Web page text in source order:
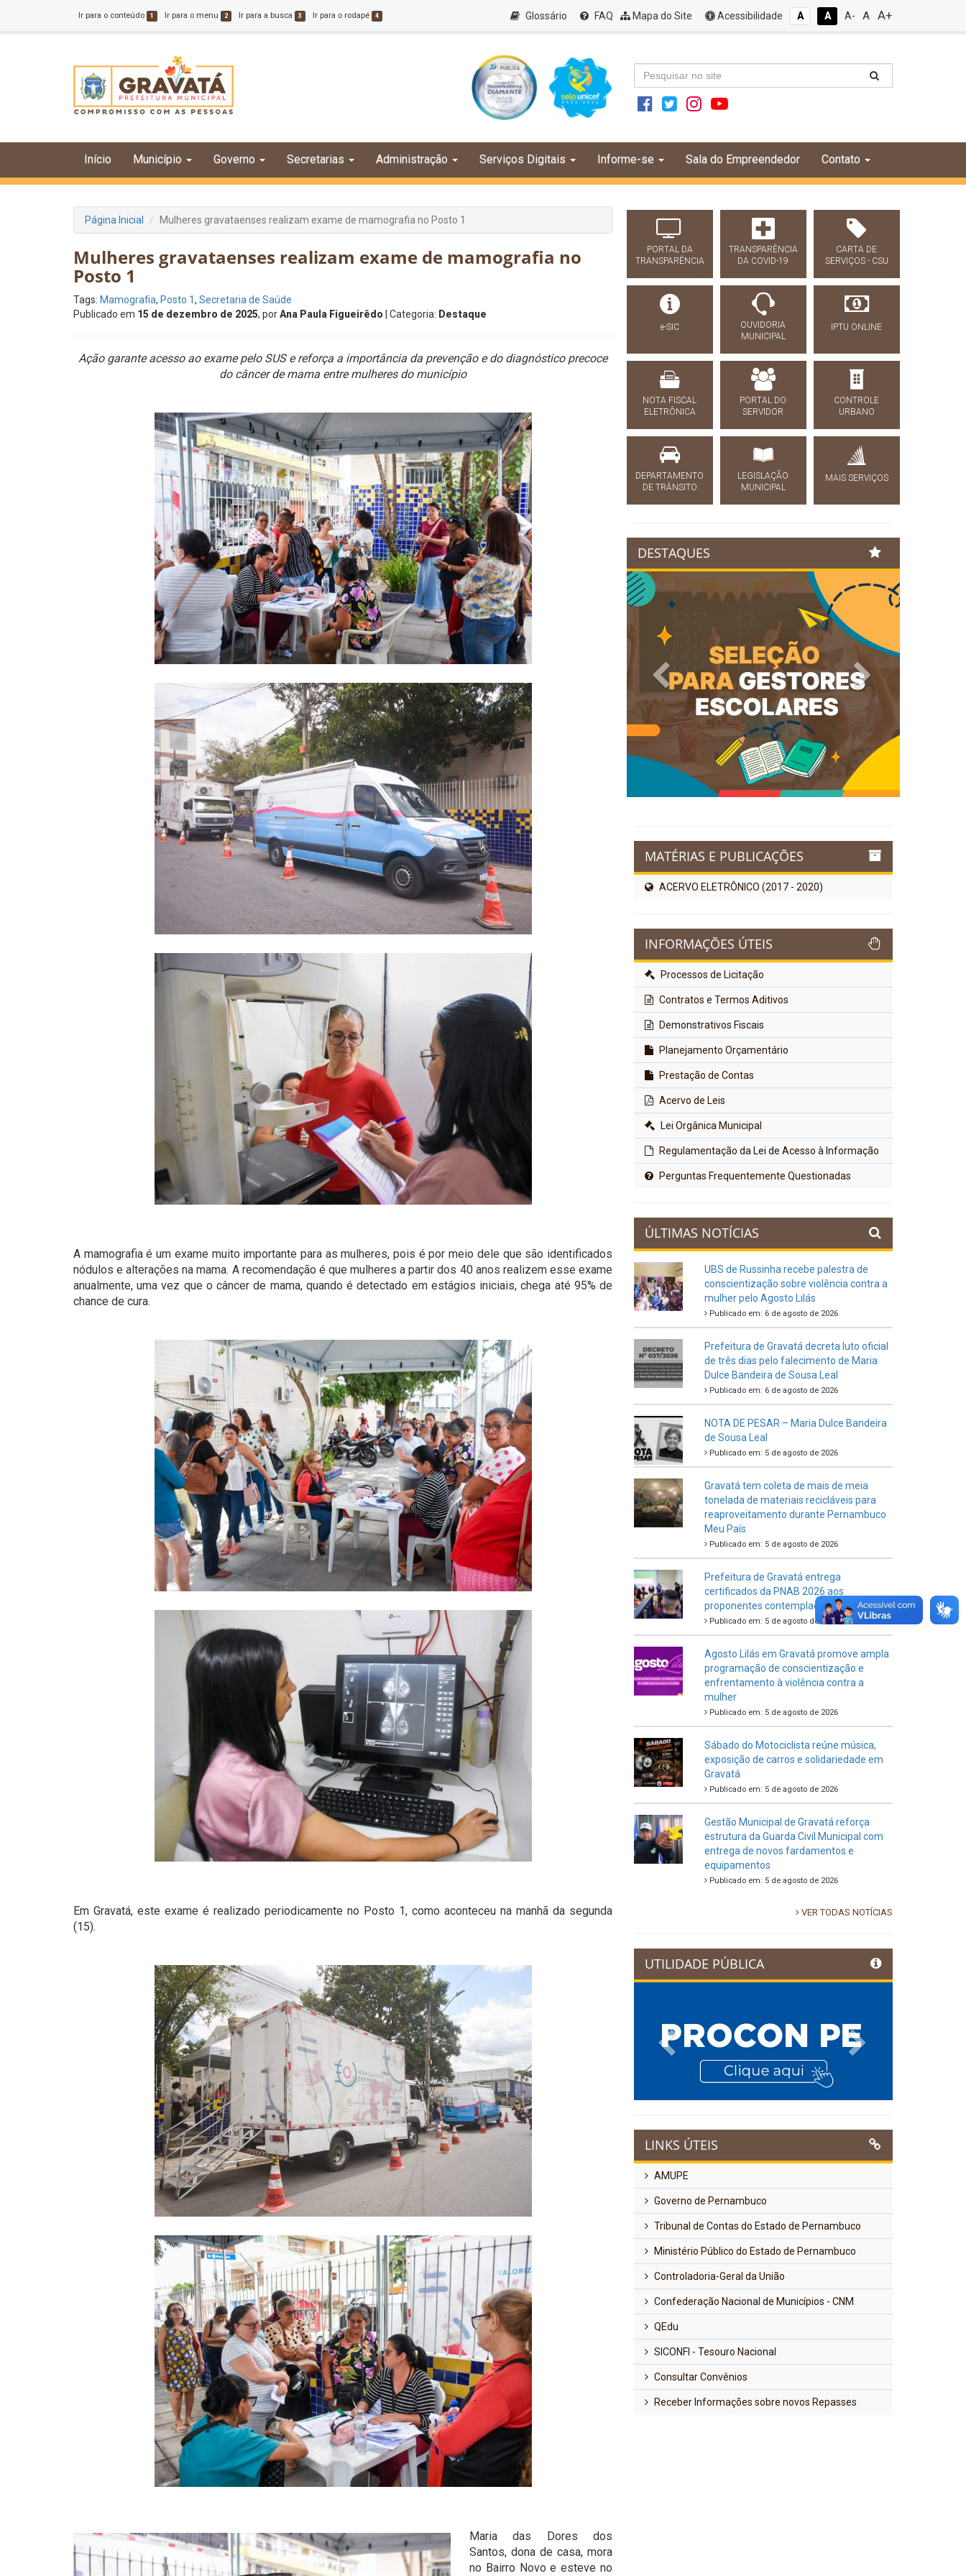
Ir para o conteúdo 1 Ir para o menu 2 Ir para a busca 3 Ir para o rodapé 4 Glossário FAQ Mapa do Site Acessibilidade A A A- A A+
Início Município Governo Secretarias Administração Serviços Digitais Informe-se Sala do Empreendedor Contato
Página Inicial Mulheres gravataenses realizam exame de mamografia no Posto 1
Mulheres gravataenses realizam exame de mamografia no
Posto 1
Tags: Mamografia, Posto 1, Secretaria de Saúde
Publicado em 15 de dezembro de 2025, porAna Paula Figueirêdo | Categoria: Destaque
Ação garante acesso ao exame pelo SUS e reforça a importância da prevenção e do diagnóstico precoce
do câncer de mama entre mulheres do município
A mamografia é um exame muito importante para as mulheres, pois é por meio dele que são identificados
nódulos e alterações na mama. A recomendação é que mulheres a partir dos 40 anos realizem esse exame
anualmente, uma vez que o câncer de mama, quando é detectado em estágios iniciais, chega até 95% de
chance de cura.
Em Gravatá, este exame é realizado periodicamente no Posto 1, como aconteceu na manhã da segunda
(15).
Maria das Dores dos
Santos, dona de casa, mora
no Bairro Novo e esteve no
PORTAL DA
TRANSPARÊNCIA
TRANSPARÊNCIA
DA COVID-19
CARTA DE
SERVIÇOS - CSU
e-SIC
OUVIDORIA
MUNICIPAL
IPTU ONLINE
NOTA FISCAL
ELETRÔNICA
PORTAL DO
SERVIDOR
CONTROLE
URBANO
DEPARTAMENTO
DE TRÂNSITO
LEGISLAÇÃO
MUNICIPAL
MAIS SERVIÇOS
DESTAQUES
Previous Next
MATÉRIAS E PUBLICAÇÕES
ACERVO ELETRÔNICO (2017 - 2020)
INFORMAÇÕES ÚTEIS
Processos de Licitação
Contratos e Termos Aditivos
Demonstrativos Fiscais
Planejamento Orçamentário
Prestação de Contas
Acervo de Leis
Lei Orgânica Municipal
Regulamentação da Lei de Acesso à Informação
Perguntas Frequentemente Questionadas
ÚLTIMAS NOTÍCIAS
UBS de Russinha recebe palestra de
conscientização sobre violência contra a
mulher pelo Agosto Lilás
Publicado em: 6 de agosto de 2026
Prefeitura de Gravatá decreta luto oficial
de três dias pelo falecimento de Maria
Dulce Bandeira de Sousa Leal
Publicado em: 6 de agosto de 2026
NOTA DE PESAR – Maria Dulce Bandeira
de Sousa Leal
Publicado em: 5 de agosto de 2026
Gravatá tem coleta de mais de meia
tonelada de materiais recicláveis para
reaproveitamento durante Pernambuco
Meu País
Publicado em: 5 de agosto de 2026
Prefeitura de Gravatá entrega
certificados da PNAB 2026 aos
proponentes contemplados no Ciclo 2
Publicado em: 5 de agosto de 2026
Agosto Lilás em Gravatá promove ampla
programação de conscientização e
enfrentamento à violência contra a
mulher
Publicado em: 5 de agosto de 2026
Sábado do Motociclista reúne música,
exposição de carros e solidariedade em
Gravatá
Publicado em: 5 de agosto de 2026
Gestão Municipal de Gravatá reforça
estrutura da Guarda Civil Municipal com
entrega de novos fardamentos e
equipamentos
Publicado em: 5 de agosto de 2026
VER TODAS NOTÍCIAS
UTILIDADE PÚBLICA
Previous
LINKS ÚTEIS
AMUPE
Governo de Pernambuco
Tribunal de Contas do Estado de Pernambuco
Ministério Público do Estado de Pernambuco
Controladoria-Geral da União
Confederação Nacional de Municípios - CNM
QEdu
SICONFI - Tesouro Nacional
Consultar Convênios
Receber Informações sobre novos Repasses